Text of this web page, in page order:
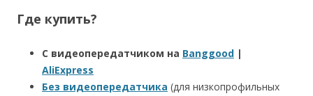
Где купить?
С видеопередатчиком на Banggood |
AliExpress
Без видеопередатчика (для низкопрофильных